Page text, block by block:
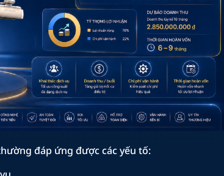
đáp ứng được các yếu tố: